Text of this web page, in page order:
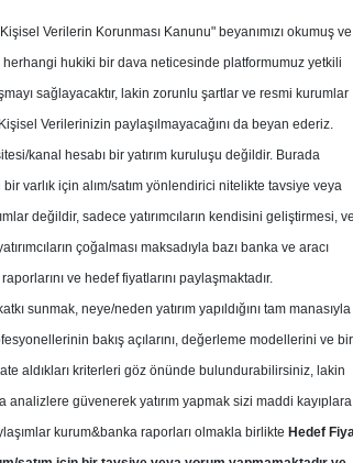
Potansiyeli
Kurum Sayısı
17
6 4
Tavsiye Yok
Çarşamba, 31 Temmuz 2024
Hedef Fiyat
Verilerin Korunması Kanunu" beyanımızı okumuş ve
herhangi hukiki bir dava neticesinde platformumuz yetkili
sağlayacaktır, lakin zorunlu şartlar ve resmi kurumlar
Verilerinizin paylaşılmayacağını da beyan ederiz.
kanal hesabı bir yatırım kuruluşu değildir. Burada
varlık için alım/satım yönlendirici nitelikte tavsiye veya
değildir, sadece yatırımcıların kendisini geliştirmesi, ve
çoğalması maksadıyla bazı banka ve aracı
ve hedef fiyatlarını paylaşmaktadır.
sunmak, neye/neden yatırım yapıldığını tam manasıyla
bakış açılarını, değerleme modellerini ve bir
aldıkları kriterleri göz önünde bulundurabilirsiniz, lakin
analizlere güvenerek yatırım yapmak sizi maddi kayıplara
kurum&banka raporları olmakla birlikte Hedef